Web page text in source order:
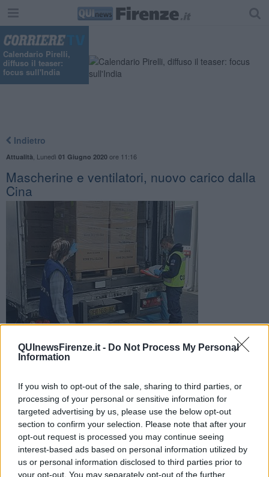
QUInewsFirenze.it - Do Not Process My Personal
Information
If you wish to opt-out of the sale, sharing to third parties, or
processing of your personal or sensitive information for
targeted advertising by us, please use the below opt-out
section to confirm your selection. Please note that after your
opt-out request is processed you may continue seeing
interest-based ads based on personal information utilized by
us or personal information disclosed to third parties prior to
your opt-out. You may separately opt-out of the further
Calendario Pirelli,
diffuso il teaser:
focus sull'India
Indietro
Attualità Lunedì 01 Giugno 2020ore 11:16
Mascherine e ventilatori, nuovo carico dalla
Cina
foto Agenzie Dogane e Monopoli
FIRENZE —Un nuovo carico di dispositividestinati alla
prevenzione del contagio da coronavirus è atterrato all'aeroporto